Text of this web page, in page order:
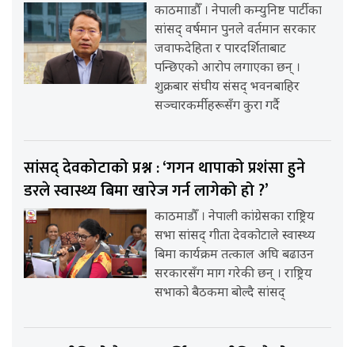
काठमााडौँ । नेपाली कम्युनिष्ट पार्टीका
सांसद् वर्षमान पुनले वर्तमान सरकार
जवाफदेहिता र पारदर्शिताबाट
पन्छिएको आरोप लगाएका छन् ।
शुक्रबार संघीय संसद् भवनबाहिर
सञ्चारकर्मीहरूसँग कुरा गर्दै
सांसद् देवकोटाको प्रश्न : ‘गगन थापाको प्रशंसा हुने
डरले स्वास्थ्य बिमा खारेज गर्न लागेको हो ?’
काठमाडौँ । नेपाली कांग्रेसका राष्ट्रिय
सभा सांसद् गीता देवकोटाले स्वास्थ्य
बिमा कार्यक्रम तत्काल अघि बढाउन
सरकारसँग माग गरेकी छन् । राष्ट्रिय
सभाको बैठकमा बोल्दै सांसद्